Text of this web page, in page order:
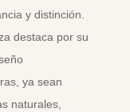
y distinción.
destaca por su
ya sean
naturales,